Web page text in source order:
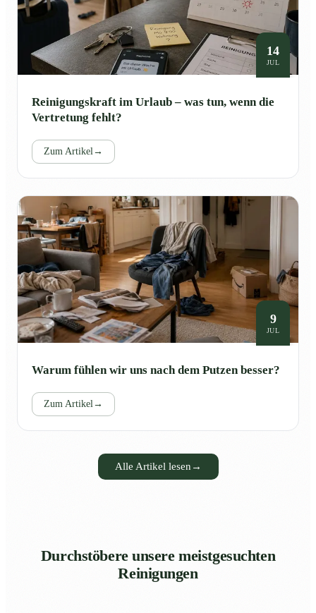
14
JUL
Reinigungskraft im Urlaub – was tun, wenn die
Vertretung fehlt?
Zum Artikel→
9
JUL
Warum fühlen wir uns nach dem Putzen besser?
Zum Artikel→
Alle Artikel lesen →
Durchstöbere unsere meistgesuchten
Reinigungen